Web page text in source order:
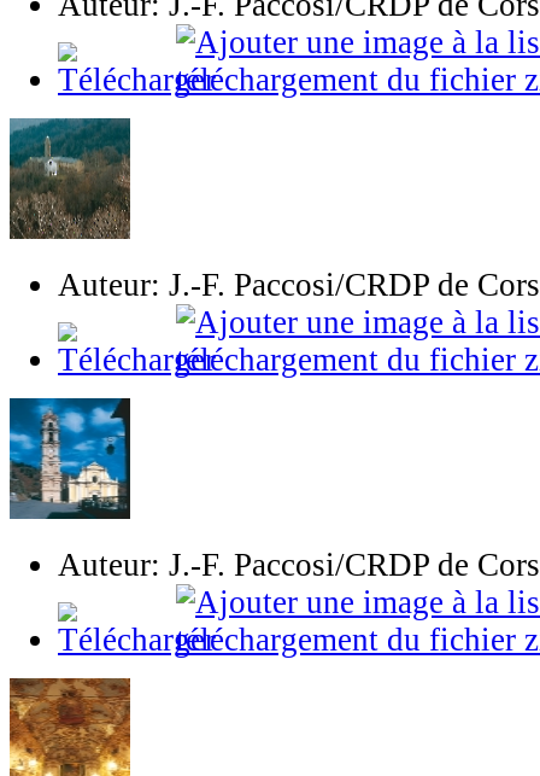
Auteur: J.-F. Paccosi/CRDP de
Auteur: J.-F. Paccosi/CRDP de